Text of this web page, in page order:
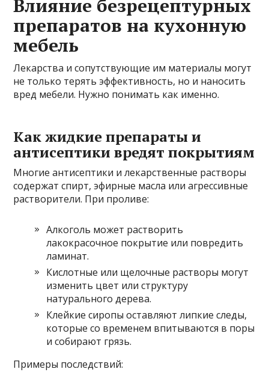
Влияние безрецептурных
препаратов на кухонную
мебель
Лекарства и сопутствующие им материалы могут
не только терять эффективность, но и наносить
вред мебели. Нужно понимать как именно.
Как жидкие препараты и
антисептики вредят покрытиям
Многие антисептики и лекарственные растворы
содержат спирт, эфирные масла или агрессивные
растворители. При проливе:
Алкоголь может растворить
лакокрасочное покрытие или повредить
ламинат.
Кислотные или щелочные растворы могут
изменить цвет или структуру
натурального дерева.
Клейкие сиропы оставляют липкие следы,
которые со временем впитываются в поры
и собирают грязь.
Примеры последствий: